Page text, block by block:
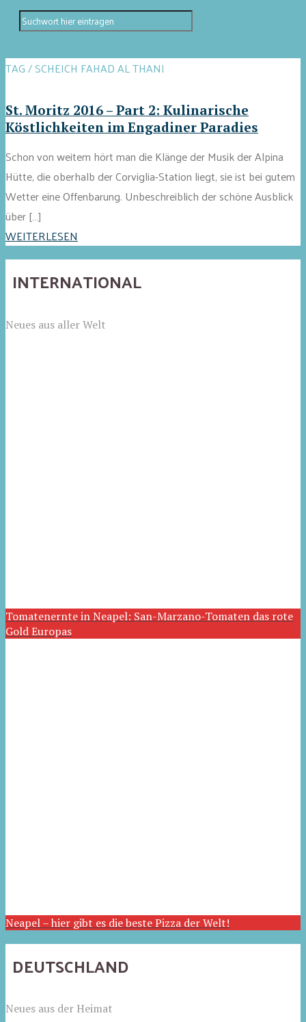
TAG / SCHEICH FAHAD AL THANI
St. Moritz 2016 – Part 2: Kulinarische
Köstlichkeiten im Engadiner Paradies
Schon von weitem hört man die Klänge der Musik der Alpina
Hütte, die oberhalb der Corviglia-Station liegt, sie ist bei gutem
Wetter eine Offenbarung. Unbeschreiblich der schöne Ausblick
über […]
WEITERLESEN
INTERNATIONAL
Neues aus aller Welt
Tomatenernte in Neapel: San-Marzano-Tomaten das rote
Gold Europas
Neapel – hier gibt es die beste Pizza der Welt!
DEUTSCHLAND
Neues aus der Heimat